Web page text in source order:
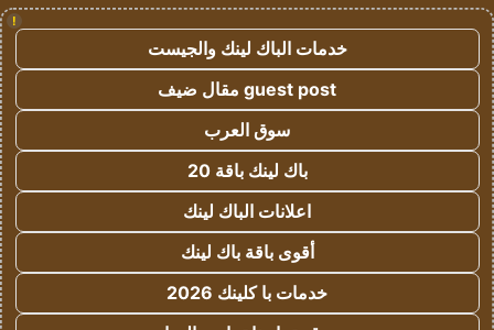
!
خدمات الباك لينك والجيست
guest post مقال ضيف
سوق العرب
باك لينك باقة 20
اعلانات الباك لينك
أقوى باقة باك لينك
خدمات با كلينك 2026